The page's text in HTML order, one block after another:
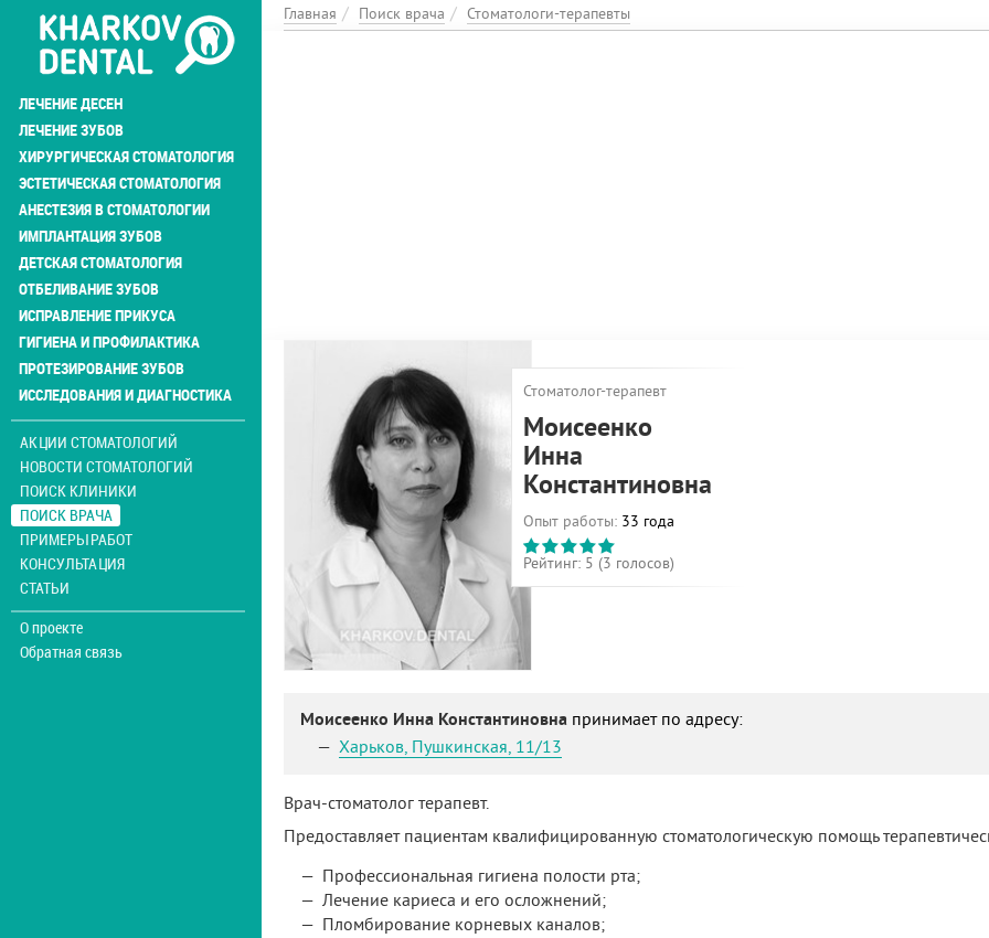
Перейти
основному
содержанию
ЛЕЧЕНИЕ ДЕСЕН
ЛЕЧЕНИЕ ЗУБОВ
ХИРУРГИЧЕСКАЯ СТОМАТОЛОГИЯ
ЭСТЕТИЧЕСКАЯ СТОМАТОЛОГИЯ
АНЕСТЕЗИЯ В СТОМАТОЛОГИИ
ИМПЛАНТАЦИЯ ЗУБОВ
ДЕТСКАЯ СТОМАТОЛОГИЯ
ОТБЕЛИВАНИЕ ЗУБОВ
ИСПРАВЛЕНИЕ ПРИКУСА
ГИГИЕНА И ПРОФИЛАКТИКА
ПРОТЕЗИРОВАНИЕ ЗУБОВ
ИССЛЕДОВАНИЯ И ДИАГНОСТИКА
АКЦИИ СТОМАТОЛОГИЙ
НОВОСТИ СТОМАТОЛОГИЙ
ПОИСК КЛИНИКИ
ПОИСК ВРАЧА
ПРИМЕРЫ РАБОТ
КОНСУЛЬТАЦИЯ
СТАТЬИ
О проекте
Обратная связь
Главная Поиск врача Стоматологи-терапевты
Стоматолог-терапевт
Моисеенко
Инна
Константиновна
Опыт работы: 33 года
Рейтинг: 5 (3 голосов)
Моисеенко Инна Константиновна принимает по адресу:
Харьков, Пушкинская, 11/13
Врач-стоматолог терапевт.
Предоставляет пациентам квалифицированную стоматологическую помощь
Профессиональная гигиена полости рта;
Лечение кариеса и его осложнений;
Пломбирование корневых каналов;